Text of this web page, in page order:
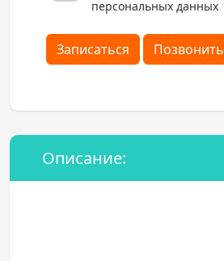
персональных данных
Записаться Позвонить
Описание: